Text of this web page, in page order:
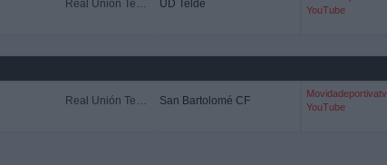
Real Unión Tenerife UD Telde
YouTube
Real Unión Tenerife San Bartolomé CF
Movidadeportivatv
YouTube